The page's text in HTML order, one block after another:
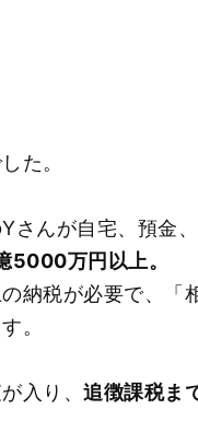
た。
さんが自宅、預金
5000万円以上。
納税が必要で、
。
入り、追徴課税ま